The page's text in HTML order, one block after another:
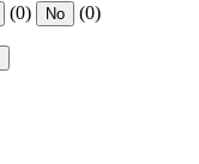
(0) No (0)